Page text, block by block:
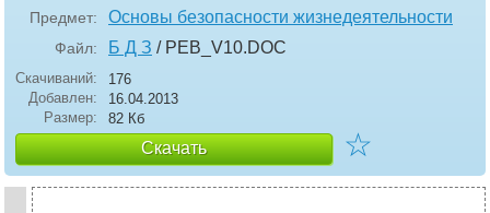
Предмет: Основы безопасности жизнедеятельности
Файл: Б Д З / PEB_V10.DOC
Скачиваний:
176
Добавлен:
16.04.2013
Размер:
82 Кб
Скачать ☆